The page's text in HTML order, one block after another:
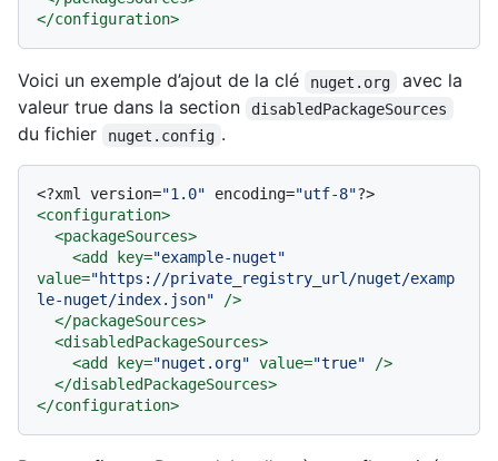
</configuration>
Voici un exemple d’ajout de la clé nuget.org
avec la
valeur true dans la section
disabledPackageSources
du fichier nuget.config .
<?xml version="1.0" encoding="utf-8"?>
<configuration>
<packageSources>
<add key="example-nuget"
value="https://private_registry_url/nuget/examp
le-nuget/index.json" />
</packageSources>
<disabledPackageSources>
<add key="nuget.org" value="true" />
</disabledPackageSources>
</configuration>